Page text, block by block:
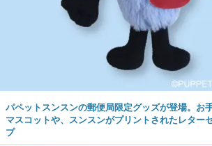
パペットスンスンの郵便局限定グッズが登場。お
マスコットや、スンスンがプリントされたレター
プ